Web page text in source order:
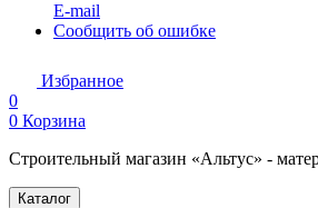
E-mail
Сообщить об ошибке
Избранное
0
0 Корзина
Строительный магазин «Альтус» -
Каталог